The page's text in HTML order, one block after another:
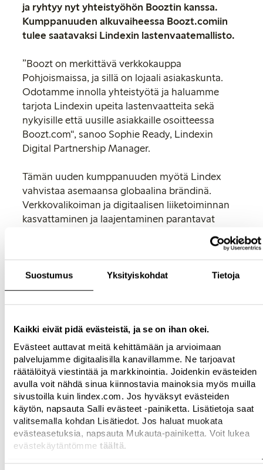
Suostumus Yksityiskohdat Tietoja
Kaikki eivät pidä evästeistä, ja se on ihan okei.
Evästeet auttavat meitä kehittämään ja arvioimaan
palvelujamme digitaalisilla kanavillamme. Ne tarjoavat
räätälöityä viestintää ja markkinointia. Joidenkin evästeiden
avulla voit nähdä sinua kiinnostavia mainoksia myös muilla
sivustoilla kuin lindex.com. Jos hyväksyt evästeiden
käytön, napsauta Salli evästeet -painiketta. Lisätietoja saat
valitsemalla kohdan Lisätiedot. Jos haluat muokata
evästeasetuksia, napsauta Mukauta-painiketta. Voit lukea
evästekäytäntömme täältä.
ja ryhtyy nyt yhteistyöhön Booztin kanssa.
Kumppanuuden alkuvaiheessa Boozt.comiin
tulee saatavaksi Lindexin lastenvaatemallisto.
”Boozt on merkittävä verkkokauppa
Pohjoismaissa, ja sillä on lojaali asiakaskunta.
Odotamme innolla yhteistyötä ja haluamme
tarjota Lindexin upeita lastenvaatteita sekä
nykyisille että uusille asiakkaille osoitteessa
Boozt.com", sanoo Sophie Ready, Lindexin
Digital Partnership Manager.
Tämän uuden kumppanuuden myötä Lindex
vahvistaa asemaansa globaalina brändinä.
Verkkovalikoiman ja digitaalisen liiketoiminnan
kasvattaminen ja laajentaminen parantavat
”Olemme hyvin iloisia siitä, että voimme tarjota
Tämä kumppanuus vahvistaa Boozt.comin
lastenvaatetarjontaa”, sanoo Peter G. Jørgensen,
Booztin Chief Commercial Officer.
Boozt on kasvava pohjoismainen
muotiverkkokauppa, joka myy noin 600
pohjoismaisen ja kansainvälisen tuotemerkin
tuotteita.